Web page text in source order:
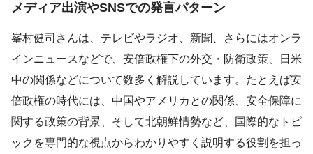
メディア出演やSNSでの発言パターン
峯村健司さんは、テレビやラジオ、新聞、さらにはオンラ
インニュースなどで、安倍政権下の外交・防衛政策、日米
中の関係などについて数多く解説しています。たとえば安
倍政権の時代には、中国やアメリカとの関係、安全保障に
関する政策の背景、そして北朝鮮情勢など、国際的なトピ
ックを専門的な視点からわかりやすく説明する役割を担っ